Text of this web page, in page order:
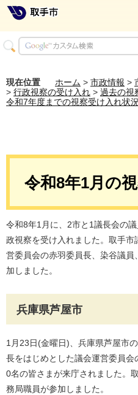
現在位置 ホーム > 市政情報 >
> 行政視察の受け入れ > 過去の視
令和7年度までの視察受け入れ状
令和8年1月の
令和8年1月に、2市と1議長会の
政視察を受け入れました。取手
営委員会の赤羽委員長、染谷議
加しました。
兵庫県芦屋市
1月23日(金曜日)、兵庫県芦屋市
長をはじめとした議会運営委員
0名の皆さまが来庁されました。
務局職員が参加しました。